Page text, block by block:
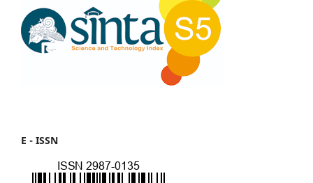
E - ISSN